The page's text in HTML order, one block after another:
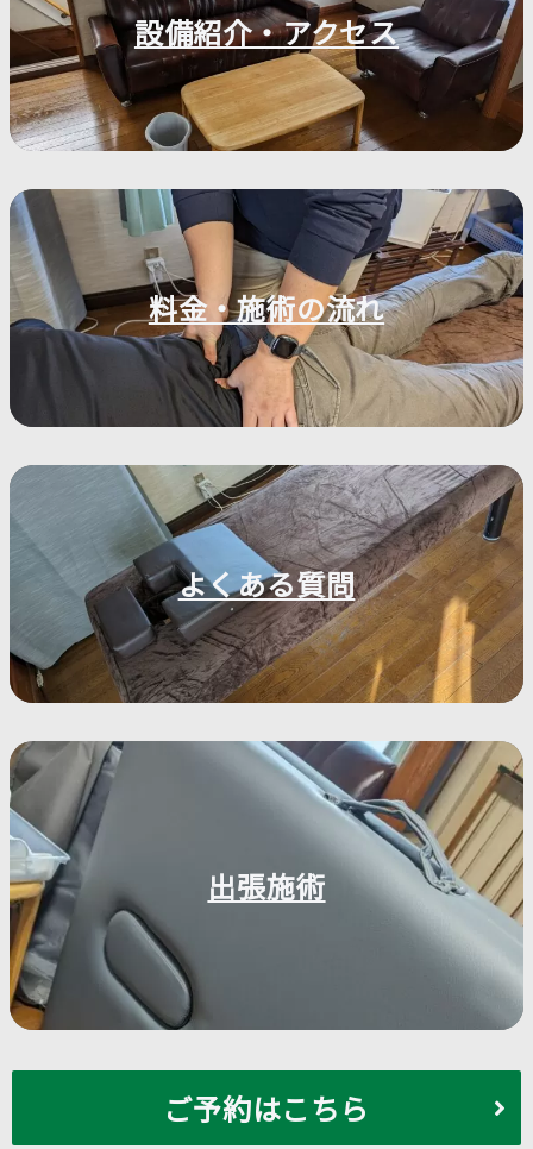
設備紹介・アクセス
料金・施術の流れ
よくある質問
出張施術
ご予約はこちら